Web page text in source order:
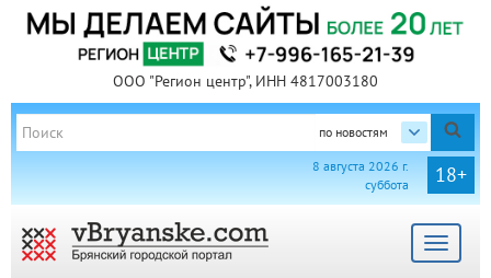
ООО "Регион центр", ИНН 4817003180
по новостям
18+
8 августа 2026 г.
суббота
Toggle